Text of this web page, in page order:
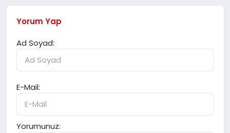
Yorum Yap
Ad Soyad:
E-Mail:
Yorumunuz: